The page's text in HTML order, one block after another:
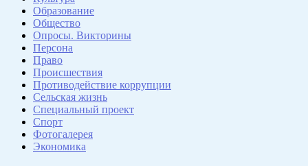
Образование
Общество
Опросы. Викторины
Персона
Право
Происшествия
Противодействие коррупции
Сельская жизнь
Специальный проект
Спорт
Фотогалерея
Экономика